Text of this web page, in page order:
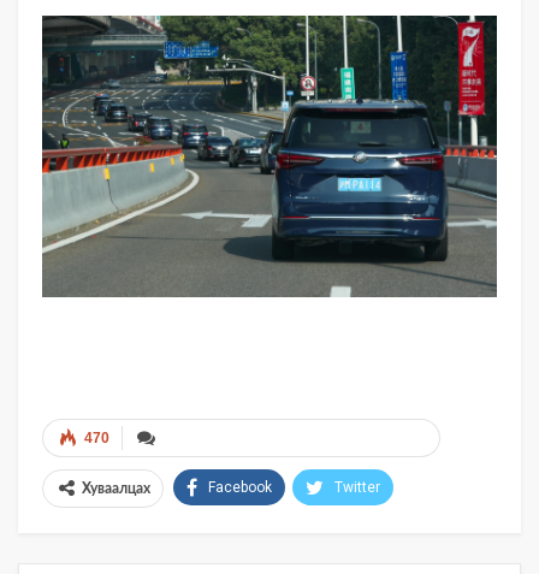
470
Хуваалцах Facebook Twitter